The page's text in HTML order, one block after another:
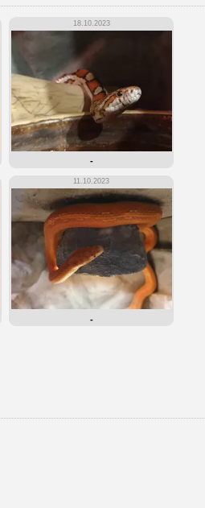
18.10.2023
-
11.10.2023
-